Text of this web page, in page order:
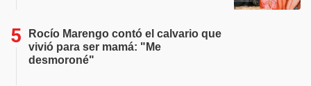
Rocío Marengo contó el calvario que
vivió para ser mamá: "Me
desmoroné"